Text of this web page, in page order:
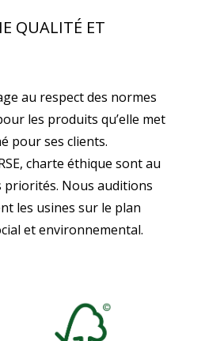
QUALITÉ ET
au respect des normes
les produits qu’elle met
pour ses clients.
charte éthique sont au
Nous auditions
les usines sur le plan
et environnemental.